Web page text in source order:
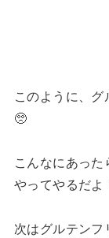
このように、グ
🥺
こんなにあっ
やってやるだよ
次はグルテン